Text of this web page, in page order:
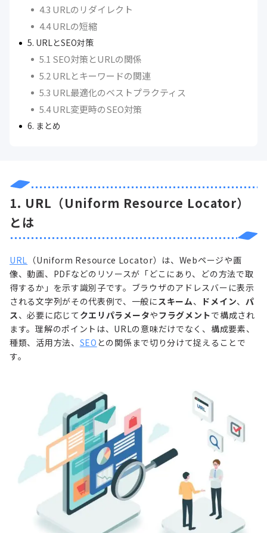
4.3 URLのリダイレクト
4.4 URLの短縮
5. URLとSEO対策
5.1 SEO対策とURLの関係
5.2 URLとキーワードの関連
5.3 URL最適化のベストプラクティス
5.4 URL変更時のSEO対策
6. まとめ
1. URL（Uniform Resource Locator）
とは
URL （Uniform Resource Locator）は、Webページや画
像、動画、PDFなどのリソースが「どこにあり、どの方法で取
得するか」を示す識別子です。ブラウザのアドレスバーに表示
される文字列がその代表例で、一般にスキーム、 ドメイン、 パ
ス、必要に応じて クエリパラメータやフラグメントで構成され
ます。理解のポイントは、URLの意味だけでなく、構成要素、
種類、活用方法、 SEO との関係まで切り分けて捉えることで
す。